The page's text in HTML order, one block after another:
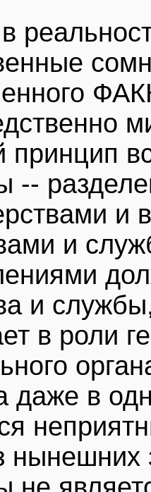
принцип
--
и
и
и
в роли
даже в
нынешних